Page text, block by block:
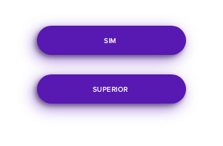
SIM
SUPERIOR